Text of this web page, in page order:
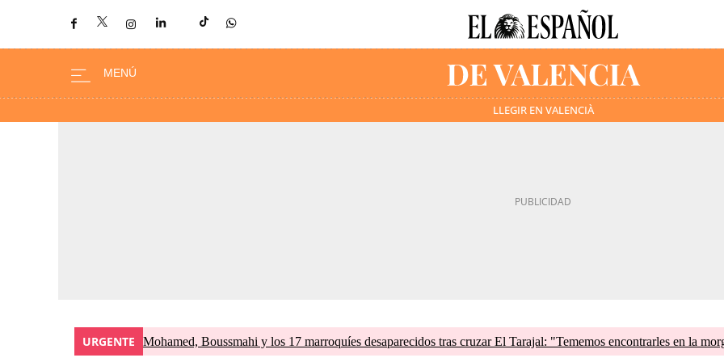
LLEGIR EN VALENCIÀ
URGENTE Mohamed, Boussmahi y los 17 marroquíes desaparecidos tras cruzar El Tarajal: "Tememos encontrarles en la